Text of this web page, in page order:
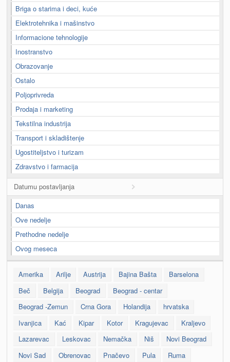
Briga o starima i deci, kuće
Elektrotehnika i mašinstvo
Informacione tehnologije
Inostranstvo
Obrazovanje
Ostalo
Poljoprivreda
Prodaja i marketing
Tekstilna industrija
Transport i skladištenje
Ugostiteljstvo i turizam
Zdravstvo i farmacija
Datumu postavljanja
Danas
Ove nedelje
Prethodne nedelje
Ovog meseca
Amerika Arilje Austrija Bajina Bašta
Barselona
Beč
Belgija Beograd
Beograd - centar
Beograd -Zemun
Crna Gora Holandija
hrvatska
Ivanjica
Kać Kipar Kotor Kragujevac
Kraljevo
Lazarevac
Leskovac Nemačka Niš
Novi Beograd
Novi Sad
Obrenovac Pnačevo Pula
Ruma